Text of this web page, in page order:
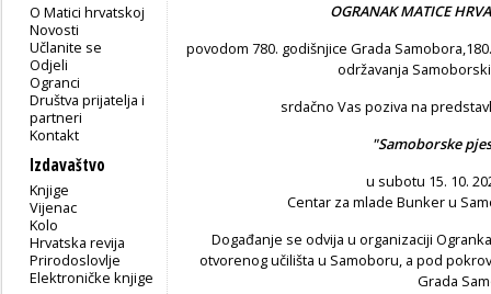
O Matici hrvatskoj
Novosti
Učlanite se
Odjeli
Ogranci
Društva prijatelja i
partneri
Kontakt
Izdavaštvo
Knjige
Vijenac
Kolo
Hrvatska revija
Prirodoslovlje
Elektroničke knjige
OGRANAK MATICE
povodom 780. godišnjice Grada
održavanja
srdačno Vas poziva na
"Samoborske
u subotu 15. 10.
Centar za mlade Bunker u
Događanje se odvija u organizaciji
otvorenog učilišta u Samoboru, a pod
Grada